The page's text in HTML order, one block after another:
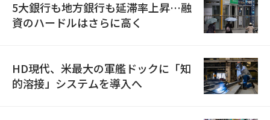
5大銀行も地方銀行も延滞率上昇…融
資のハードルはさらに高く
HD現代、米最大の軍艦ドックに「知
的溶接」システムを導入へ